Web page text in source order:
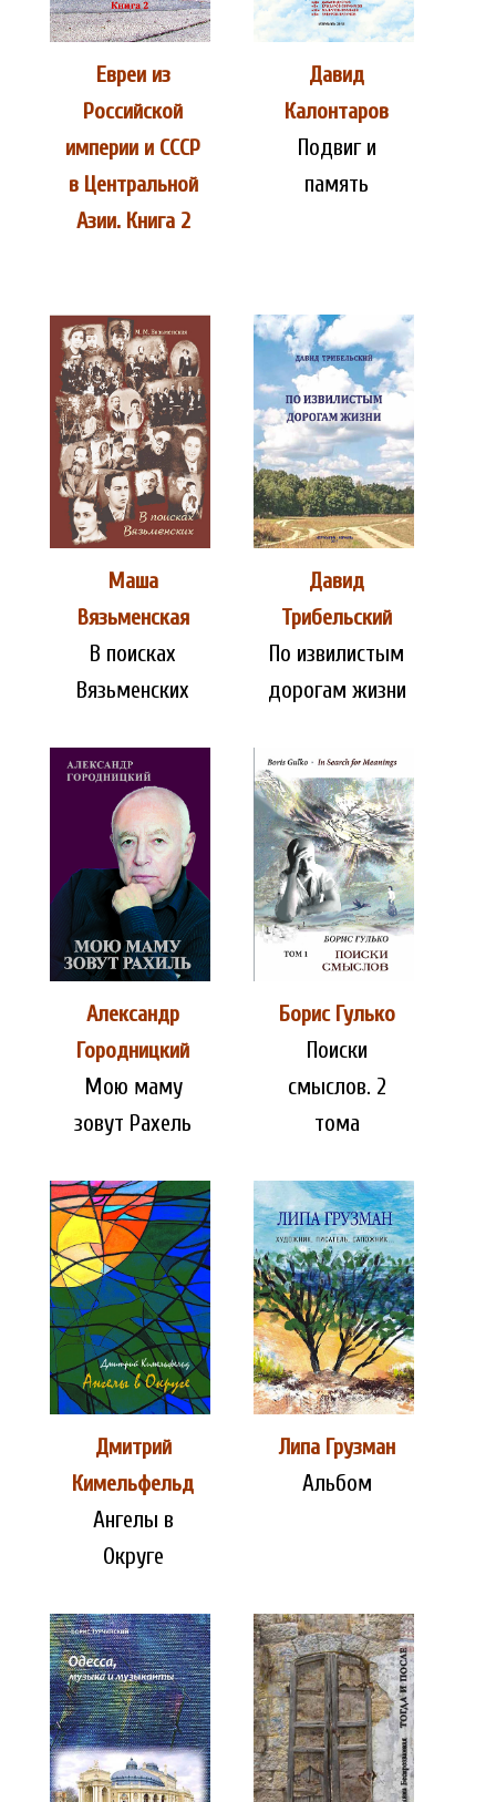
Евреи из
Российской
империи и СССР
в Центральной
Азии. Книга 2
Давид
Калонтаров
Подвиг и
память
Маша
Вязьменская
В поисках
Вязьменских
Давид
Трибельский
По извилистым
дорогам жизни
Александр
Городницкий
Мою маму
зовут Рахель
Борис Гулько
Поиски
смыслов. 2
тома
Дмитрий
Кимельфельд
Ангелы в
Округе
Липа Грузман
Альбом